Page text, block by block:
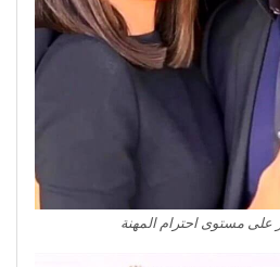
على مستوى احترام المهنة